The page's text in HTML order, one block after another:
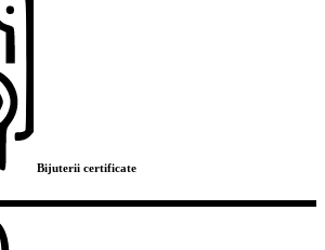
Bijuterii certificate